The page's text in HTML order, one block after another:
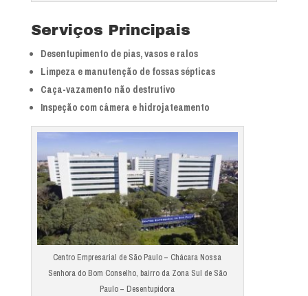
Serviços Principais
Desentupimento de pias, vasos e ralos
Limpeza e manutenção de fossas sépticas
Caça-vazamento não destrutivo
Inspeção com câmera e hidrojateamento
Centro Empresarial de São Paulo – Chácara Nossa
Senhora do Bom Conselho, bairro da Zona Sul de São
Paulo – Desentupidora